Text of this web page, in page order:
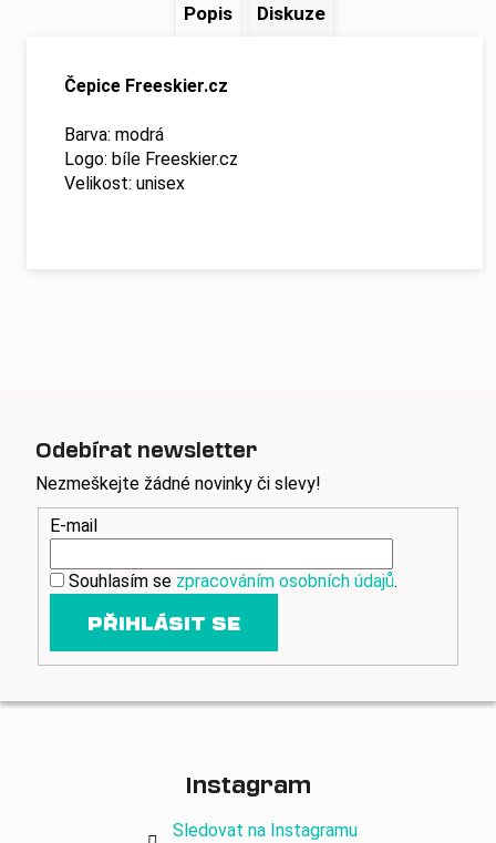
Popis Diskuze
Čepice Freeskier.cz
Barva: modrá
Logo: bíle Freeskier.cz
Velikost: unisex
Odebírat newsletter
Nezmeškejte žádné novinky či slevy!
E-mail
Souhlasím se zpracováním osobních údajů.
PŘIHLÁSIT SE
Instagram
Sledovat na Instagramu